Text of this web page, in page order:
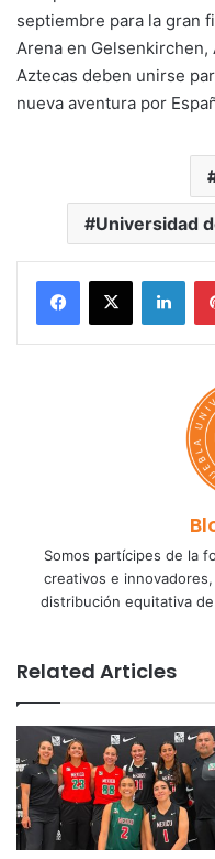
septiembre para la gran
Arena en Gelsenkirchen,
Aztecas deben unirse
nueva aventura por
Universidad
Somos partícipes de la
creativos e
distribución equitativa
Related Articles